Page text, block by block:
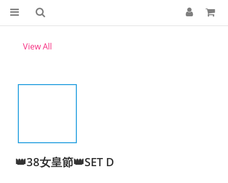
View All
👑38女皇節👑SET D